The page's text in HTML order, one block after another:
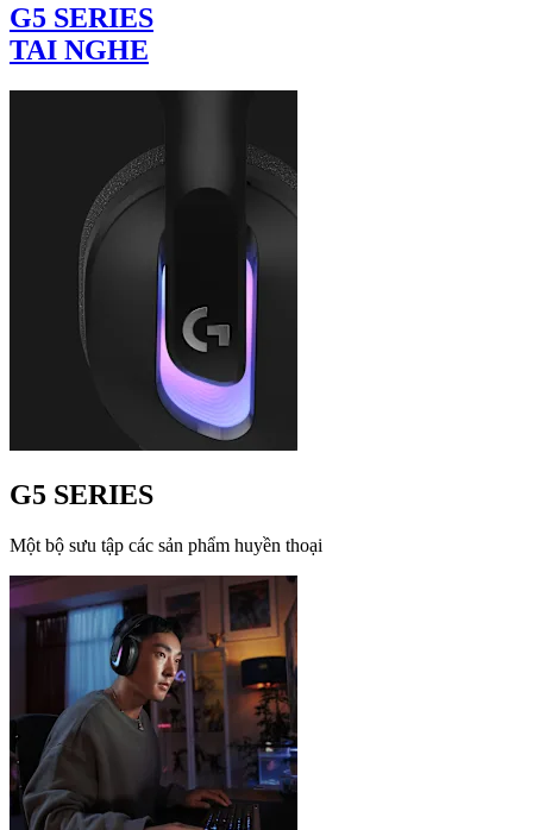
G5 SERIES
TAI NGHE
G5 SERIES
Một bộ sưu tập các sản phẩm huyền thoại